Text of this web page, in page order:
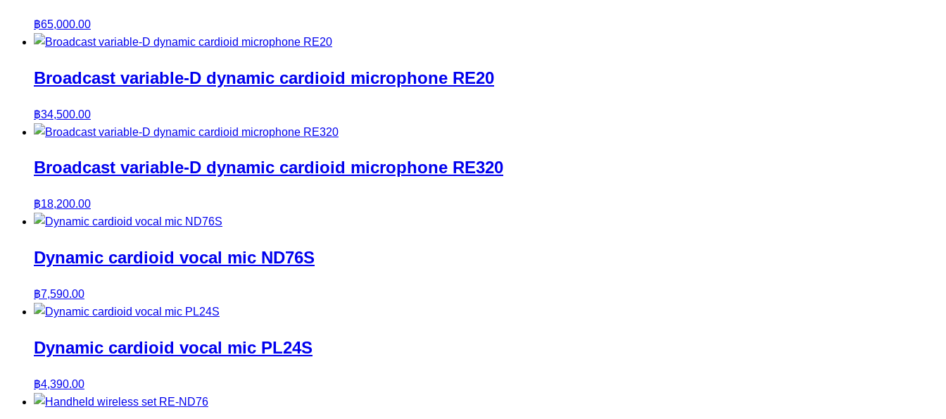
฿65,000.00
Broadcast variable-D dynamic cardioid microphone RE20
฿34,500.00
Broadcast variable-D dynamic cardioid microphone RE320
฿18,200.00
Dynamic cardioid vocal mic ND76S
฿7,590.00
Dynamic cardioid vocal mic PL24S
฿4,390.00